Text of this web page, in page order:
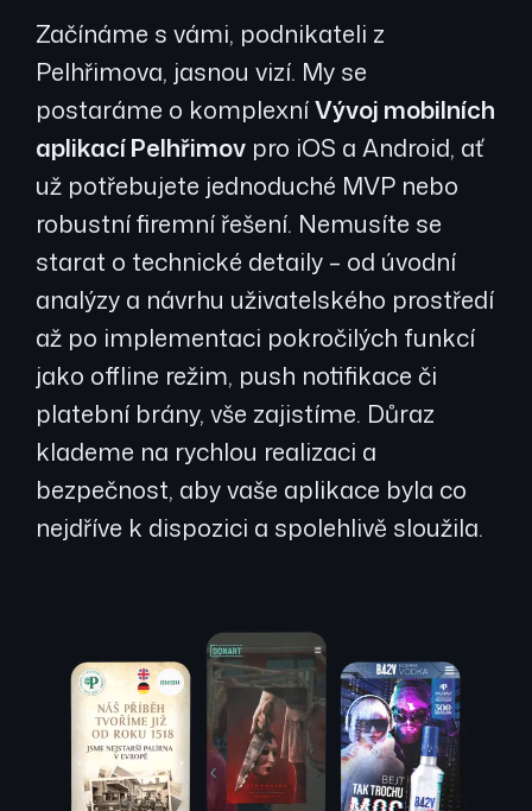
Začínáme s vámi, podnikateli z
Pelhřimova, jasnou vizí. My se
postaráme o komplexníVývoj mobilních
aplikací Pelhřimov pro iOS a Android, ať
už potřebujete jednoduché MVP nebo
robustní firemní řešení. Nemusíte se
starat o technické detaily – od úvodní
analýzy a návrhu uživatelského prostředí
až po implementaci pokročilých funkcí
jako offline režim, push notifikace či
platební brány, vše zajistíme. Důraz
klademe na rychlou realizaci a
bezpečnost, aby vaše aplikace byla co
nejdříve k dispozici a spolehlivě sloužila.